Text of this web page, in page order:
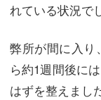
れている状況で
弊所が間に入り
ら約1週間後に
はずを整えまし